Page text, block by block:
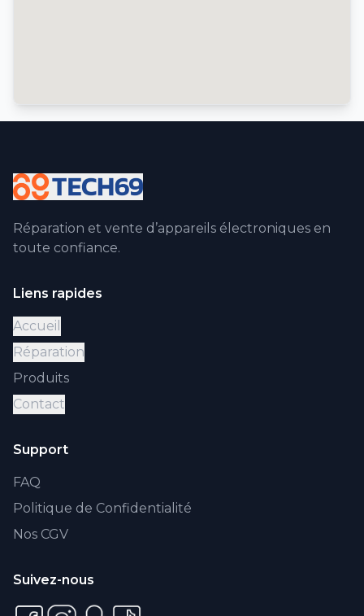
Réparation et vente d’appareils électroniques en
toute confiance.
Liens rapides
Accueil
Réparation
Produits
Contact
Support
FAQ
Politique de Confidentialité
Nos CGV
Suivez-nous